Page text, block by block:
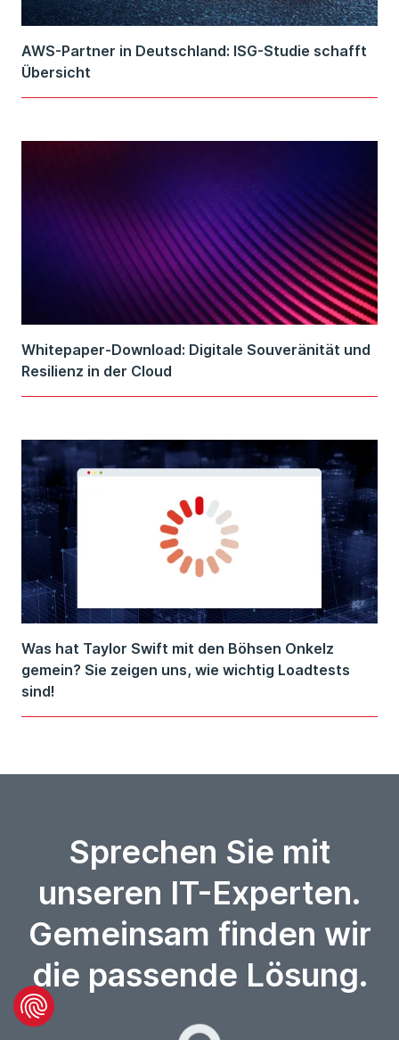
AWS-Partner in Deutschland: ISG-Studie schafft
Übersicht
Whitepaper-Download: Digitale Souveränität und
Resilienz in der Cloud
Was hat Taylor Swift mit den Böhsen Onkelz
gemein? Sie zeigen uns, wie wichtig Loadtests
sind!
Sprechen Sie mit
unseren IT-Experten.
Gemeinsam finden wir
die passende Lösung.